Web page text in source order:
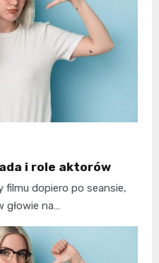
i role aktorów
filmu dopiero po seansie,
głowie na…